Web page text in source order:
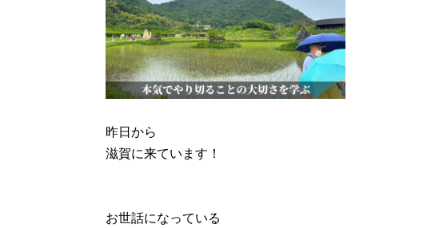
昨日から
滋賀に来ています！
お世話になっている